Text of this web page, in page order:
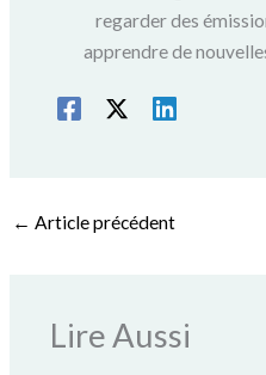
regarder des
apprendre de
← Article précédent
Lire Aussi